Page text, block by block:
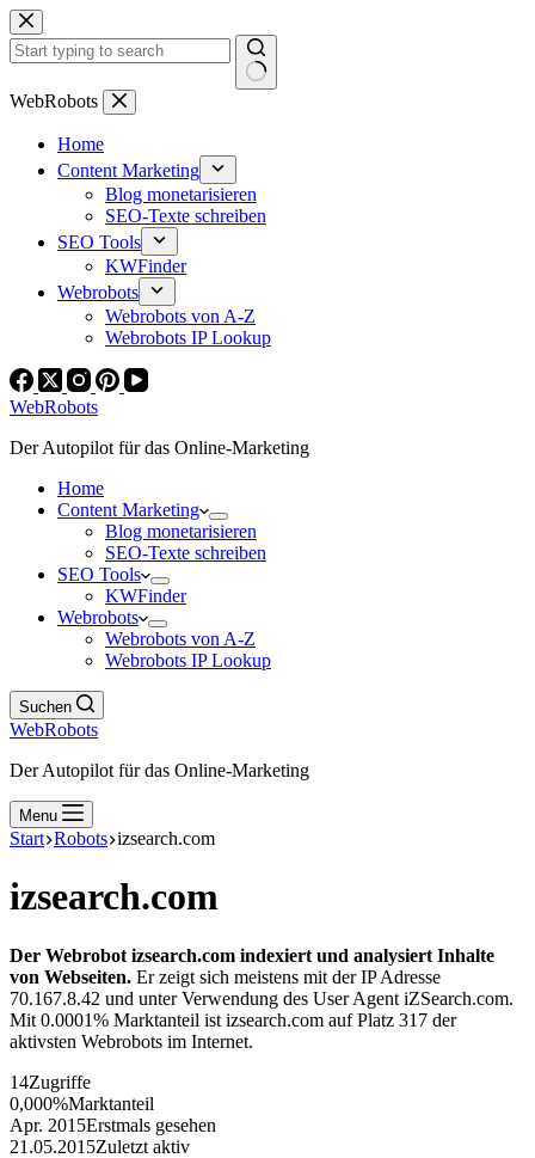
Zum
Inhalt
springen
Keine
WebRobots
Home
Content Marketing
Blog monetarisieren
SEO-Texte schreiben
SEO Tools
KWFinder
Webrobots
Webrobots von A-Z
Webrobots IP Lookup
WebRobots
Der Autopilot für das Online-Marketing
Home
Content Marketing
Blog monetarisieren
SEO-Texte schreiben
SEO Tools
KWFinder
Webrobots
Webrobots von A-Z
Webrobots IP Lookup
Suchen
WebRobots
Der Autopilot für das Online-Marketing
Menu
Start Robots izsearch.com
izsearch.com
Der Webrobot izsearch.com indexiert und analysiert Inhalte
von Webseiten. Er zeigt sich meistens mit der IP Adresse
70.167.8.42 und unter Verwendung des User Agent iZSearch.com.
Mit 0.0001% Marktanteil ist izsearch.com auf Platz 317 der
aktivsten Webrobots im Internet.
14Zugriffe
0,000%Marktanteil
Apr. 2015Erstmals gesehen
21.05.2015Zuletzt aktiv